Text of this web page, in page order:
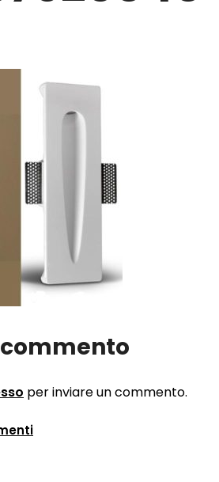
per inviare un commento.